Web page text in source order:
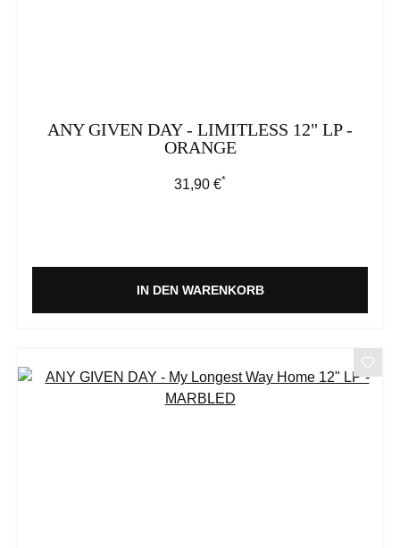
ANY GIVEN DAY - LIMITLESS 12" LP -
ORANGE
Regulärer Preis:
31,90 €*
IN DEN WARENKORB